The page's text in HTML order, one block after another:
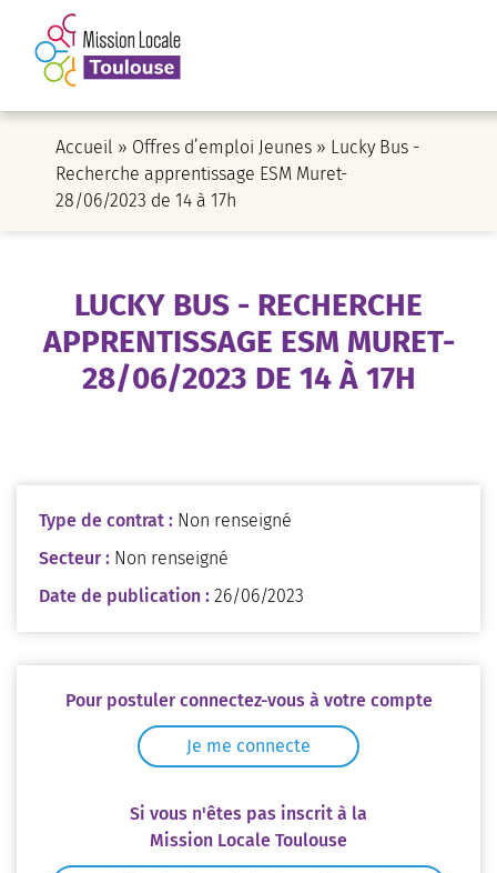
Accueil » Offres d’emploi Jeunes » Lucky Bus -
Recherche apprentissage ESM Muret-
28/06/2023 de 14 à 17h
LUCKY BUS - RECHERCHE
APPRENTISSAGE ESM MURET-
28/06/2023 DE 14 À 17H
Type de contrat : Non renseigné
Secteur : Non renseigné
Date de publication : 26/06/2023
Pour postuler connectez-vous à votre compte
Je me connecte
Si vous n'êtes pas inscrit à la
Mission Locale Toulouse